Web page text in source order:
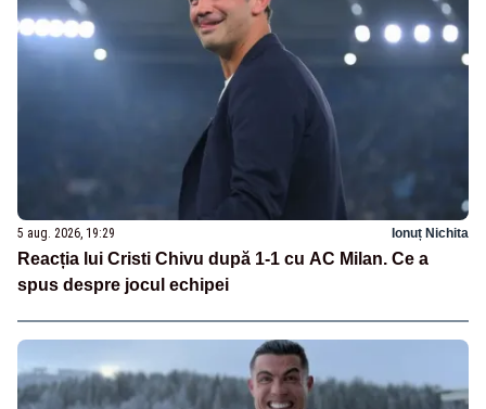
5 aug. 2026, 19:29 Ionuț Nichita
Reacția lui Cristi Chivu după 1-1 cu AC Milan. Ce a
spus despre jocul echipei